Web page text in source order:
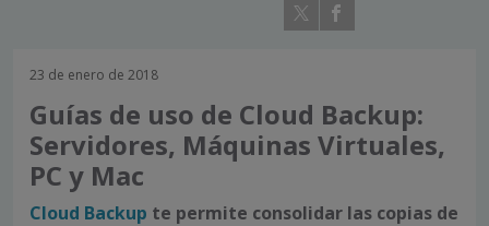
23 de enero de 2018
Guías de uso de Cloud Backup:
Servidores, Máquinas Virtuales,
PC y Mac
Cloud Backup te permite consolidar las copias de